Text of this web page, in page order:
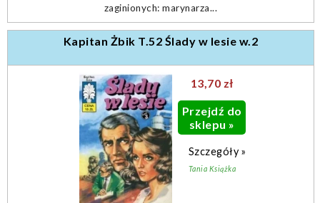
zaginionych: marynarza...
Kapitan Żbik T.52 Ślady w lesie w.2
13,70 zł
Przejdź do
sklepu »
Szczegóły »
Tania Książka